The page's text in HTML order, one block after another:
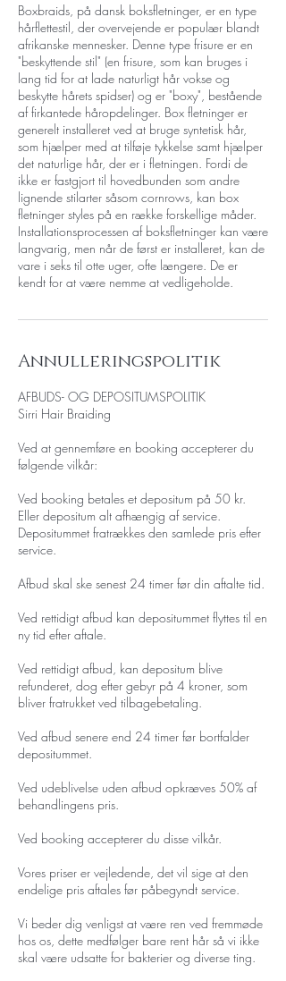
Boxbraids, på dansk boksfletninger, er en type
hårflettestil, der overvejende er populær blandt
afrikanske mennesker. Denne type frisure er en
"beskyttende stil" (en frisure, som kan bruges i
lang tid for at lade naturligt hår vokse og
beskytte hårets spidser) og er "boxy", bestående
af firkantede håropdelinger. Box fletninger er
generelt installeret ved at bruge syntetisk hår,
som hjælper med at tilføje tykkelse samt hjælper
det naturlige hår, der er i fletningen. Fordi de
ikke er fastgjort til hovedbunden som andre
lignende stilarter såsom cornrows, kan box
fletninger styles på en række forskellige måder.
Installationsprocessen af ​​boksfletninger kan være
langvarig, men når de først er installeret, kan de
vare i seks til otte uger, ofte længere. De er
kendt for at være nemme at vedligeholde.
Annulleringspolitik
AFBUDS- OG DEPOSITUMSPOLITIK
Sirri Hair Braiding
Ved at gennemføre en booking accepterer du
følgende vilkår:
Ved booking betales et depositum på 50 kr.
Eller depositum alt afhængig af service.
Depositummet fratrækkes den samlede pris efter
service.
Afbud skal ske senest 24 timer før din aftalte tid.
Ved rettidigt afbud kan depositummet flyttes til en
ny tid efter aftale.
Ved rettidigt afbud, kan depositum blive
refunderet, dog efter gebyr på 4 kroner, som
bliver fratrukket ved tilbagebetaling.
Ved afbud senere end 24 timer før bortfalder
depositummet.
Ved udeblivelse uden afbud opkræves 50% af
behandlingens pris.
Ved booking accepterer du disse vilkår.
Vores priser er vejledende, det vil sige at den
endelige pris aftales før påbegyndt service.
Vi beder dig venligst at være ren ved fremmøde
hos os, dette medfølger bare rent hår så vi ikke
skal være udsatte for bakterier og diverse ting.